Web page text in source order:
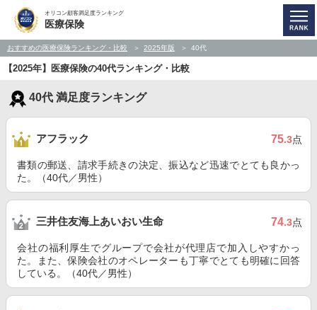
オリコン顧客満足度ランキング
医療保険
おすすめの医療保険ランキング・比較 2025年版 40代
【2025年】医療保険の40代ランキング・比較
40代 満足度ランキング
アフラック 75.3点
書類の郵送、請求手続きの決定、振込など迅速でとても良かっ
た。（40代／男性）
三井住友海上あいおい生命 74.3点
会社の福利厚生でグループで会社が代理店で加入しやすかっ
た。また、保険会社のオペレーターも丁寧でとても明確に回答
している。（40代／男性）